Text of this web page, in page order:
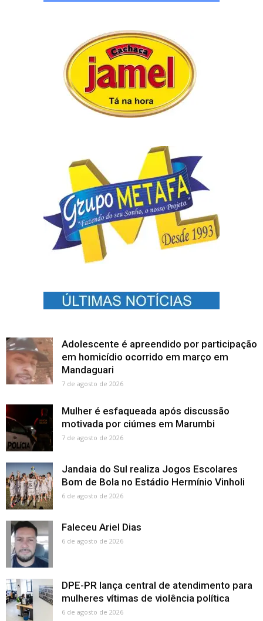
Adolescente é apreendido por participação
em homicídio ocorrido em março em
Mandaguari
7 de agosto de 2026
Mulher é esfaqueada após discussão
motivada por ciúmes em Marumbi
7 de agosto de 2026
Jandaia do Sul realiza Jogos Escolares
Bom de Bola no Estádio Hermínio Vinholi
6 de agosto de 2026
Faleceu Ariel Dias
6 de agosto de 2026
DPE-PR lança central de atendimento para
mulheres vítimas de violência política
6 de agosto de 2026